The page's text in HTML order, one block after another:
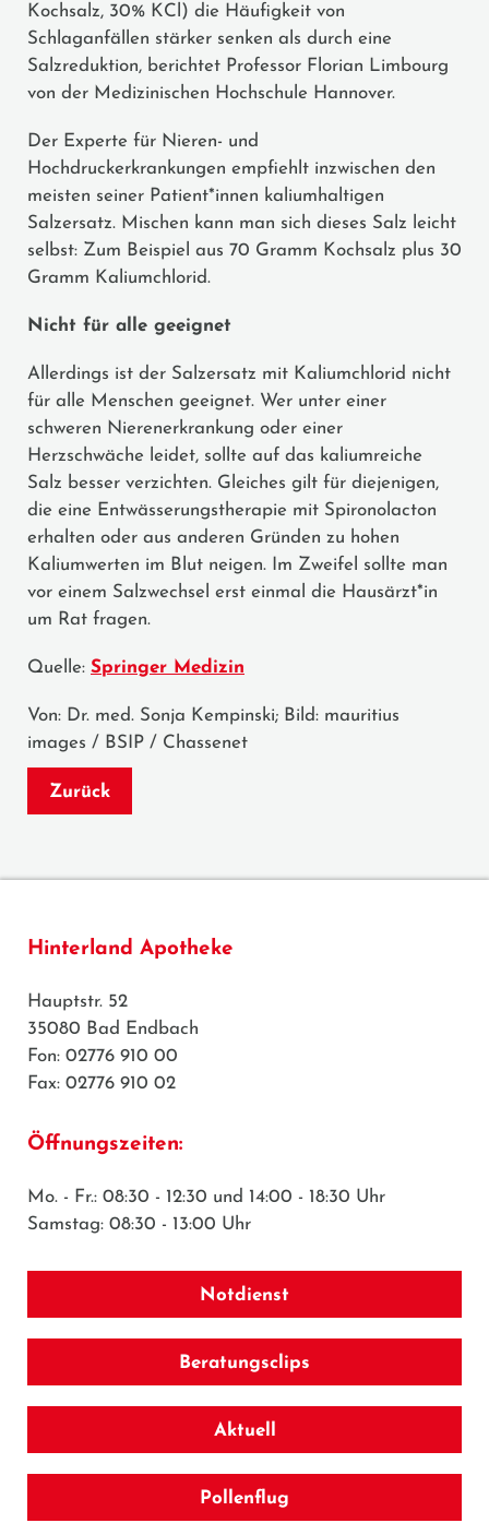
Kochsalz, 30% KCl) die Häufigkeit von
Schlaganfällen stärker senken als durch eine
Salzreduktion, berichtet Professor Florian Limbourg
von der Medizinischen Hochschule Hannover.
Der Experte für Nieren- und
Hochdruckerkrankungen empfiehlt inzwischen den
meisten seiner Patient*innen kaliumhaltigen
Salzersatz. Mischen kann man sich dieses Salz leicht
selbst: Zum Beispiel aus 70 Gramm Kochsalz plus 30
Gramm Kaliumchlorid.
Nicht für alle geeignet
Allerdings ist der Salzersatz mit Kaliumchlorid nicht
für alle Menschen geeignet. Wer unter einer
schweren Nierenerkrankung oder einer
Herzschwäche leidet, sollte auf das kaliumreiche
Salz besser verzichten. Gleiches gilt für diejenigen,
die eine Entwässerungstherapie mit Spironolacton
erhalten oder aus anderen Gründen zu hohen
Kaliumwerten im Blut neigen. Im Zweifel sollte man
vor einem Salzwechsel erst einmal die Hausärzt*in
um Rat fragen.
Quelle: Springer Medizin
Von: Dr. med. Sonja Kempinski; Bild: mauritius
images / BSIP / Chassenet
Zurück
Hinterland Apotheke
Hauptstr. 52
35080 Bad Endbach
Fon: 02776 910 00
Fax: 02776 910 02
Öffnungszeiten:
Mo. - Fr.: 08:30 - 12:30 und 14:00 - 18:30 Uhr
Samstag: 08:30 - 13:00 Uhr
Notdienst
Beratungsclips
Aktuell
Pollenflug